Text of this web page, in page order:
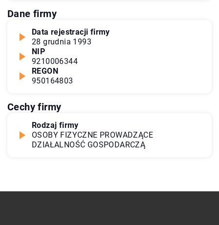
Dane firmy
Data rejestracji firmy
28 grudnia 1993
NIP
9210006344
REGON
950164803
Cechy firmy
Rodzaj firmy
OSOBY FIZYCZNE PROWADZĄCE
DZIAŁALNOŚĆ GOSPODARCZĄ